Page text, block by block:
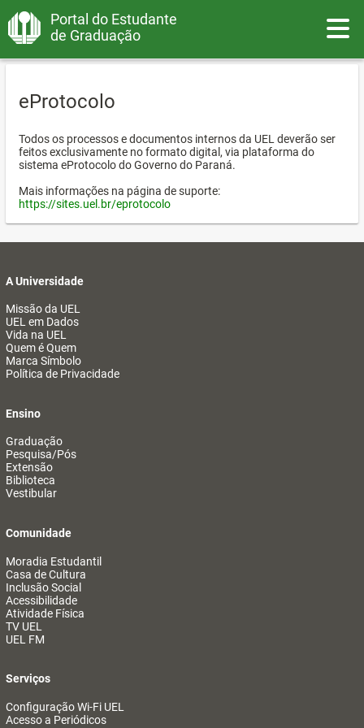
Portal do Estudante
de Graduação
eProtocolo
Todos os processos e documentos internos da UEL deverão ser
feitos exclusivamente no formato digital, via plataforma do
sistema eProtocolo do Governo do Paraná.
Mais informações na página de suporte:
https://sites.uel.br/eprotocolo
A Universidade
Missão da UEL
UEL em Dados
Vida na UEL
Quem é Quem
Marca Símbolo
Política de Privacidade
Ensino
Graduação
Pesquisa/Pós
Extensão
Biblioteca
Vestibular
Comunidade
Moradia Estudantil
Casa de Cultura
Inclusão Social
Acessibilidade
Atividade Física
TV UEL
UEL FM
Serviços
Configuração Wi-Fi UEL
Acesso a Periódicos